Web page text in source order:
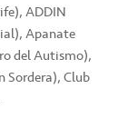
ADDIN
Apanate
del Autismo),
Sordera), Club